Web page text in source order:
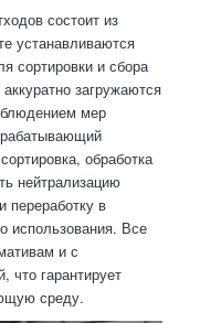
состоит из
устанавливаются
сортировки и сбора
загружаются
мер
обработка
нейтрализацию
переработку в
использования. Все
и с
что гарантирует
среду.